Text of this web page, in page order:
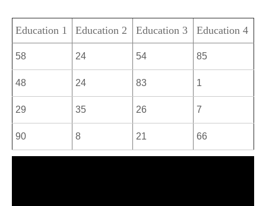
Education 1 Education 2 Education 3 Education 4
58 24 54 85
48 24 83 1
29 35 26 7
90 8 21 66